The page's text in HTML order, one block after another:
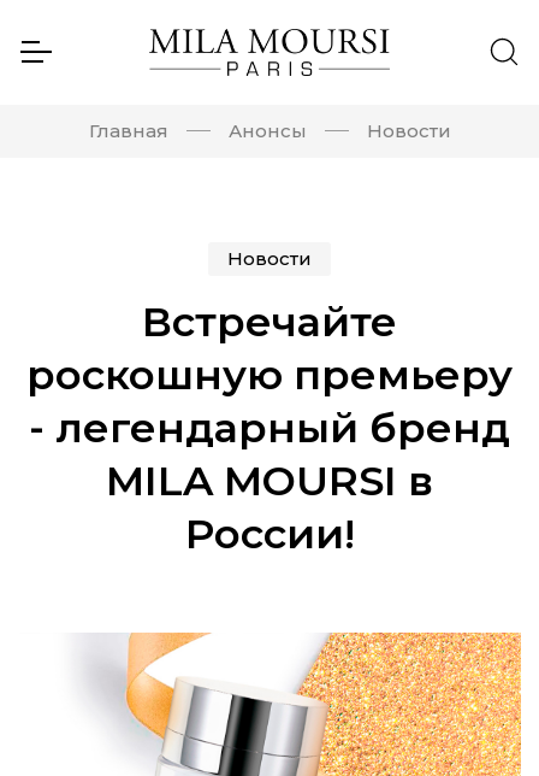
Главная Анонсы Новости
Новости
Встречайте
роскошную премьеру
- легендарный бренд
MILA MOURSI в
России!